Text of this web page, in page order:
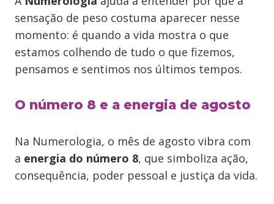
sensação de peso costuma aparecer nesse
momento: é quando a vida mostra o que
estamos colhendo de tudo o que fizemos,
pensamos e sentimos nos últimos tempos.
O número 8 e a energia de agosto
Na Numerologia, o mês de agosto vibra com
a energia do número 8, que simboliza ação,
consequência, poder pessoal e justiça da vida.